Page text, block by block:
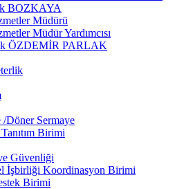
BOZKAYA
Müdürü
Müdür Yardımcısı
ÖZDEMİR PARLAK
/Döner Sermaye
Birimi
Güvenliği
İşbirliği Koordinasyon Birimi
Birimi